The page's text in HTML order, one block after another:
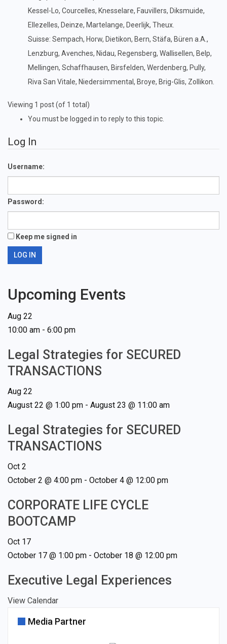
Kessel-Lo, Courcelles, Knesselare, Fauvillers, Diksmuide,
Ellezelles, Deinze, Martelange, Deerlijk, Theux.
Suisse: Sempach, Horw, Dietikon, Bern, Stäfa, Büren a.A.,
Lenzburg, Avenches, Nidau, Regensberg, Wallisellen, Belp,
Mellingen, Schaffhausen, Birsfelden, Werdenberg, Pully,
Riva San Vitale, Niedersimmental, Broye, Brig-Glis, Zollikon.
Viewing 1 post (of 1 total)
You must be logged in to reply to this topic.
Log In
Username:
Password:
Keep me signed in
LOG IN
Upcoming Events
Aug 22
10:00 am - 6:00 pm
Legal Strategies for SECURED
TRANSACTIONS
Aug 22
August 22 @ 1:00 pm - August 23 @ 11:00 am
Legal Strategies for SECURED
TRANSACTIONS
Oct 2
October 2 @ 4:00 pm - October 4 @ 12:00 pm
CORPORATE LIFE CYCLE
BOOTCAMP
Oct 17
October 17 @ 1:00 pm - October 18 @ 12:00 pm
Executive Legal Experiences
View Calendar
Media Partner